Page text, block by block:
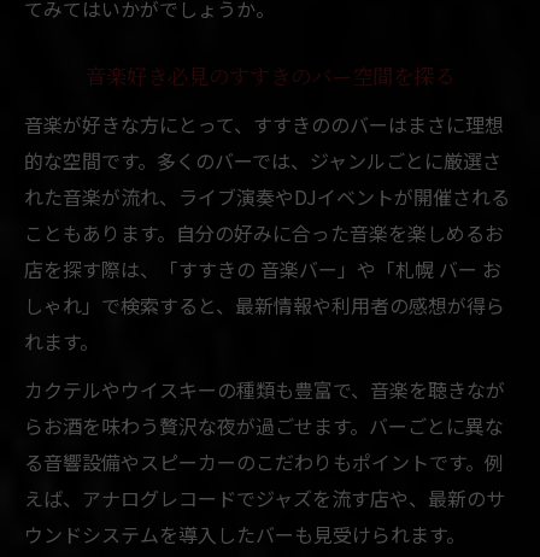
てみてはいかがでしょうか。
音楽好き必見のすすきのバー空間を探る
音楽が好きな方にとって、すすきののバーはまさに理想
的な空間です。多くのバーでは、ジャンルごとに厳選さ
れた音楽が流れ、ライブ演奏やDJイベントが開催される
こともあります。自分の好みに合った音楽を楽しめるお
店を探す際は、「すすきの 音楽バー」や「札幌 バー お
しゃれ」で検索すると、最新情報や利用者の感想が得ら
れます。
カクテルやウイスキーの種類も豊富で、音楽を聴きなが
らお酒を味わう贅沢な夜が過ごせます。バーごとに異な
る音響設備やスピーカーのこだわりもポイントです。例
えば、アナログレコードでジャズを流す店や、最新のサ
ウンドシステムを導入したバーも見受けられます。